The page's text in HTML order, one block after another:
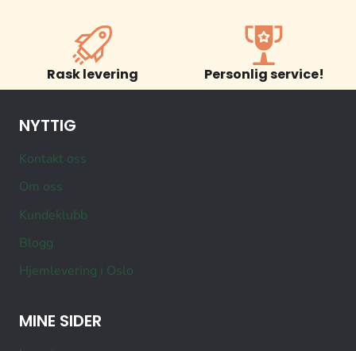
Rask levering Personlig service!
NYTTIG
Kontakt oss
Om oss
Kundeklubb
Blogg
Hjemlevering i Oslo
MINE SIDER